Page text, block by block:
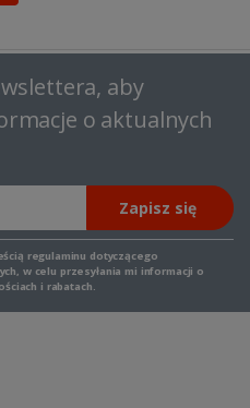
aby
o aktualnych
Zapisz się
regulaminu dotyczącego
w celu przesyłania mi informacji o
i rabatach.